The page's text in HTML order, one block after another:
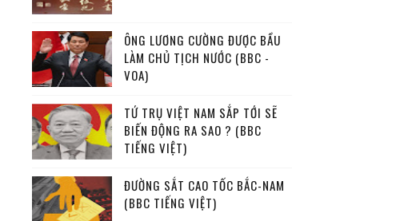
ÔNG LƯƠNG CƯỜNG ĐƯỢC BẦU
LÀM CHỦ TỊCH NƯỚC (BBC -
VOA)
TỨ TRỤ VIỆT NAM SẮP TỚI SẼ
BIẾN ĐỘNG RA SAO ? (BBC
TIẾNG VIỆT)
ĐƯỜNG SẮT CAO TỐC BẮC-NAM
(BBC TIẾNG VIỆT)